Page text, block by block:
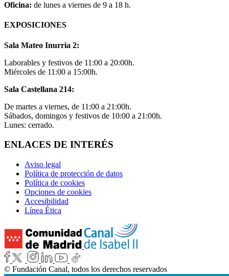
Oficina: de lunes a viernes de 9 a 18 h.
EXPOSICIONES
Sala Mateo Inurria 2:
Laborables y festivos de 11:00 a 20:00h.
Miércoles de 11:00 a 15:00h.
Sala Castellana 214:
De martes a viernes, de 11:00 a 21:00h.
Sábados, domingos y festivos de 10:00 a 21:00h.
Lunes: cerrado.
ENLACES DE INTERÉS
Aviso legal
Política de protección de datos
Política de cookies
Opciones de cookies
Accesibilidad
Línea Ética
© Fundación Canal, todos los derechos reservados